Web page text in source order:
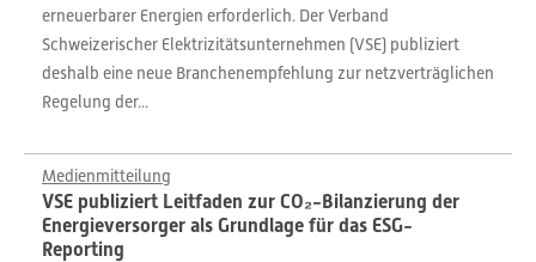
erneuerbarer Energien erforderlich. Der Verband
Schweizerischer Elektrizitätsunternehmen (VSE) publiziert
deshalb eine neue Branchenempfehlung zur netzverträglichen
Regelung der...
Medienmitteilung
VSE publiziert Leitfaden zur CO₂-Bilanzierung der
Energieversorger als Grundlage für das ESG-
Reporting